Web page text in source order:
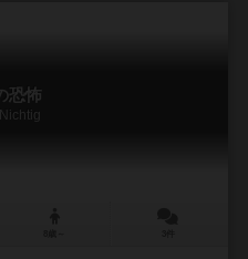
恐怖